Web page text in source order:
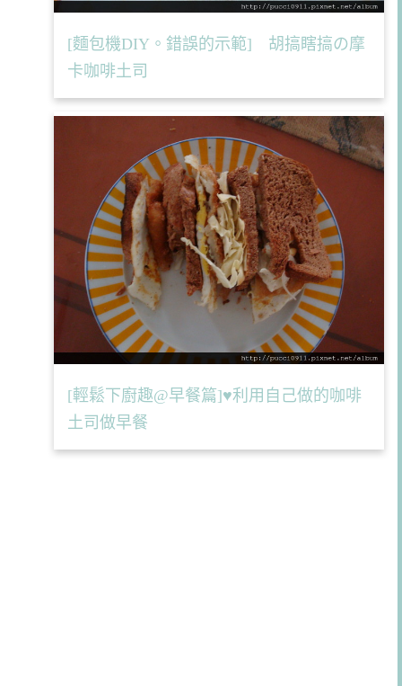
[麵包機DIY。錯誤的示範] 胡搞瞎搞の摩
卡咖啡土司
[輕鬆下廚趣@早餐篇]♥利用自己做的咖啡
土司做早餐